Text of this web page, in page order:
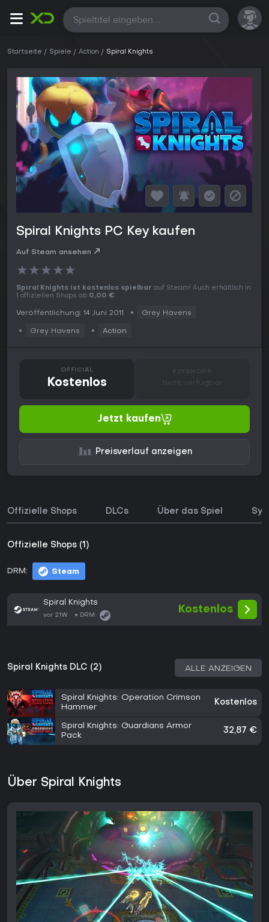
Alle
Startseite Spiele Action Spiral Knights
Spiral Knights PC Key kaufen
Auf Steam ansehen
★★★★★
Spiral Knights ist kostenlos spielbar auf Steam! Auch erhältlich in
1 offiziellen Shops ab 0,00 €.
Veröffentlichung: 14 Juni 2011 Grey Havens
Grey Havens Action
OFFICIAL
Kostenlos Nicht verfügbar
Jetzt kaufen
Preisverlauf anzeigen
Offizielle Shops DLCs Über das Spiel
Offizielle Shops (1)
DRM: Steam
Spiral Knights
vor 21W DRM:
Kostenlos
Spiral Knights DLC (2) ALLE ANZEIGEN
Spiral Knights: Operation Crimson
Hammer
Kostenlos
Spiral Knights: Guardians Armor
Pack
32,87 €
Über Spiral Knights